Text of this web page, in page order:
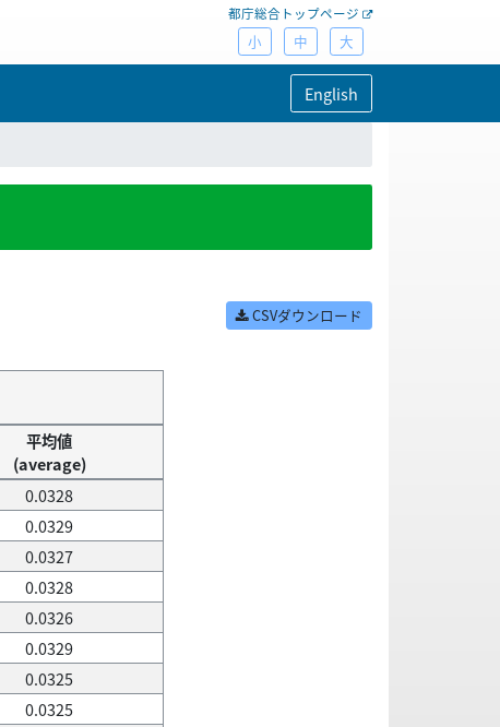
都庁総合トップページ
小 中 大
English
CSVダウンロード
平均値
(average)
0.0328
0.0329
0.0327
0.0328
0.0326
0.0329
0.0325
0.0325